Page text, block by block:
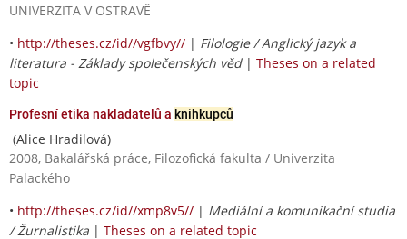
UNIVERZITA V OSTRAVĚ
• http://theses.cz/id//vgfbvy// | Filologie / Anglický jazyk a
literatura - Základy společenských věd| Theses on a related
topic
Profesní etika nakladatelů a knihkupců
(Alice Hradilová)
2008, Bakalářská práce, Filozofická fakulta / Univerzita
Palackého
• http://theses.cz/id//xmp8v5// | Mediální a komunikační studia
/ Žurnalistika | Theses on a related topic